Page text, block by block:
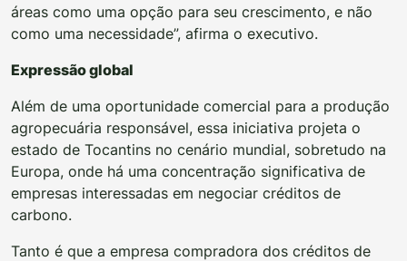
áreas como uma opção para seu crescimento, e não
como uma necessidade”, afirma o executivo.
Expressão global
Além de uma oportunidade comercial para a produção
agropecuária responsável, essa iniciativa projeta o
estado de Tocantins no cenário mundial, sobretudo na
Europa, onde há uma concentração significativa de
empresas interessadas em negociar créditos de
carbono.
Tanto é que a empresa compradora dos créditos de